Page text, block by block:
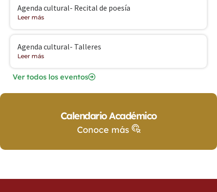
Agenda cultural- Recital de poesía
Leer más
Agenda cultural- Talleres
Leer más
Ver todos los eventos
Calendario Académico
Conoce más